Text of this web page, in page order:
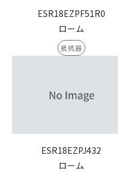
ESR18EZPF51R0
ローム
抵抗器
ESR18EZPJ432
ローム